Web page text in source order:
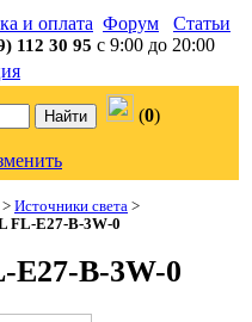
и оплата Форум
Статьи
112 30 95 с 9:00 до 20:00
(0)
> Источники света >
FL-E27-B-3W-0
B-3W-0